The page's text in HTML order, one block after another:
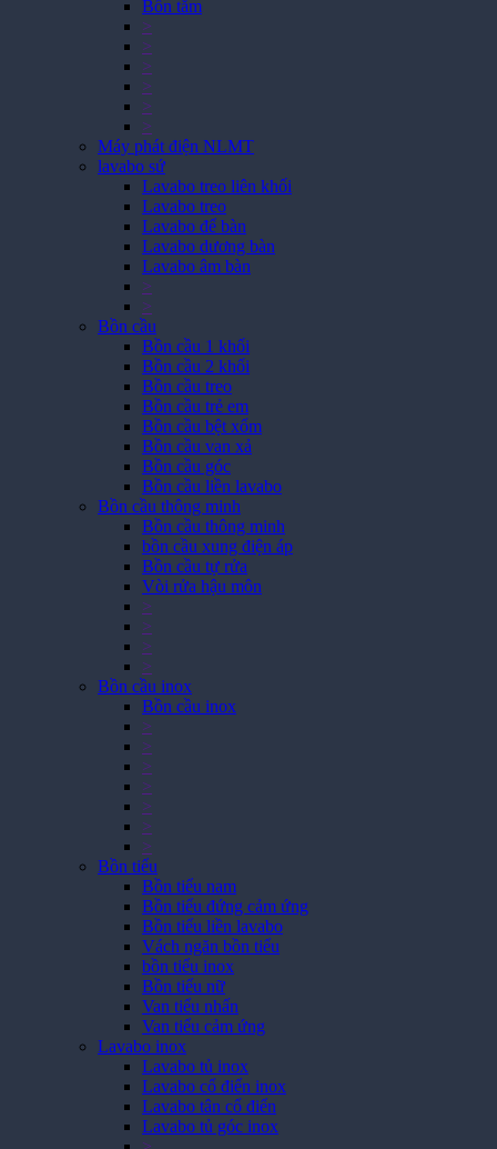
Bồn tắm
>
>
>
>
>
>
Máy phát điện NLMT
lavabo sứ
Lavabo treo liên khối
Lavabo treo
Lavabo để bàn
Lavabo dương bàn
Lavabo âm bàn
>
>
Bồn cầu
Bồn cầu 1 khối
Bồn cầu 2 khối
Bồn cầu treo
Bồn cầu trẻ em
Bồn cầu bệt xổm
Bồn cầu van xả
Bồn cầu góc
Bồn cầu liền lavabo
Bồn cầu thông minh
Bồn cầu thông minh
bồn cầu xung điện áp
Bồn cầu tự rửa
Vòi rửa hậu môn
>
>
>
>
Bồn cầu inox
Bồn cầu inox
>
>
>
>
>
>
>
Bồn tiểu
Bồn tiểu nam
Bồn tiểu đứng cảm ứng
Bồn tiểu liền lavabo
Vách ngăn bồn tiểu
bồn tiểu inox
Bồn tiểu nữ
Van tiểu nhấn
Van tiểu cảm ứng
Lavabo inox
Lavabo tủ inox
Lavabo cổ điển inox
Lavabo tân cổ điển
Lavabo tủ góc inox